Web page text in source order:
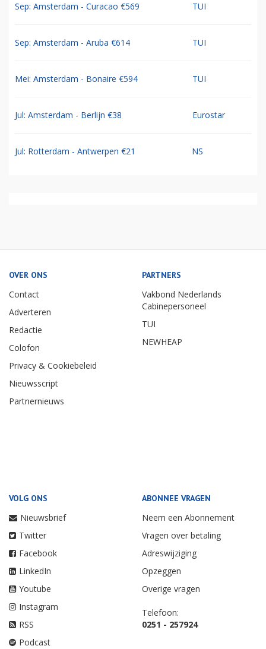
Sep: Amsterdam - Curacao €569 TUI
Sep: Amsterdam - Aruba €614 TUI
Mei: Amsterdam - Bonaire €594 TUI
Jul: Amsterdam - Berlijn €38 Eurostar
Jul: Rotterdam - Antwerpen €21 NS
OVER ONS
Contact
Adverteren
Redactie
Colofon
Privacy & Cookiebeleid
Nieuwsscript
Partnernieuws
PARTNERS
Vakbond Nederlands
Cabinepersoneel
TUI
NEWHEAP
VOLG ONS
Nieuwsbrief
Twitter
Facebook
LinkedIn
Youtube
Instagram
RSS
Podcast
ABONNEE VRAGEN
Neem een Abonnement
Vragen over betaling
Adreswijziging
Opzeggen
Overige vragen
Telefoon:
0251 - 257924